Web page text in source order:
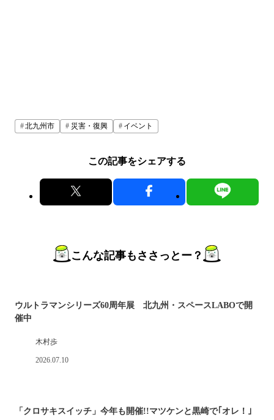
北九州市 災害・復興 イベント
この記事をシェアする
こんな記事もささっとー？
ウルトラマンシリーズ60周年展 北九州・スペースLABOで開
催中
木村歩
2026.07.10
「クロサキスイッチ」今年も開催!!マツケンと黒崎で｢オレ！｣